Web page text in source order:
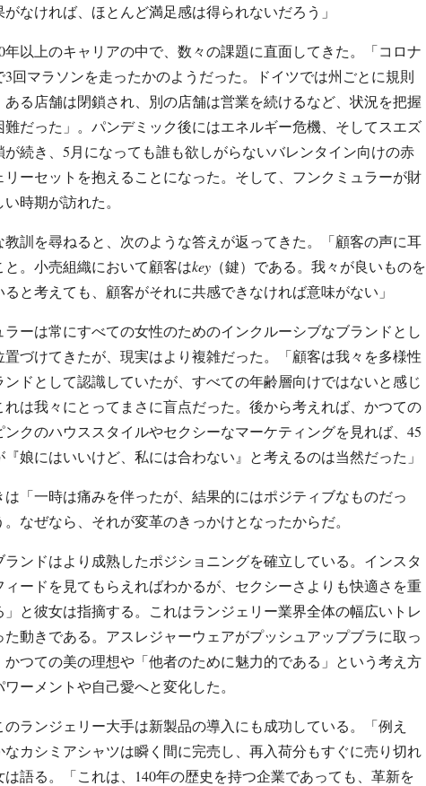
がなければ、ほとんど満足感は得られないだろう」
年以上のキャリアの中で、数々の課題に直面してきた。「コロナ
3回マラソンを走ったかのようだった。ドイツでは州ごとに規則
ある店舗は閉鎖され、別の店舗は営業を続けるなど、状況を把握
難だった」。パンデミック後にはエネルギー危機、そしてスエズ
が続き、5月になっても誰も欲しがらないバレンタイン向けの赤
リーセットを抱えることになった。そして、フンクミュラーが財
時期が訪れた。
教訓を尋ねると、次のような答えが返ってきた。「顧客の声に耳
と。小売組織において顧客はkey（鍵）である。我々が良いものを
と考えても、顧客がそれに共感できなければ意味がない」
ラーは常にすべての女性のためのインクルーシブなブランドとし
置づけてきたが、現実はより複雑だった。「顧客は我々を多様性
ンドとして認識していたが、すべての年齢層向けではないと感じ
れは我々にとってまさに盲点だった。後から考えれば、かつての
ンクのハウススタイルやセクシーなマーケティングを見れば、45
『娘にはいいけど、私には合わない』と考えるのは当然だった」
は「一時は痛みを伴ったが、結果的にはポジティブなものだっ
なぜなら、それが変革のきっかけとなったからだ。
ランドはより成熟したポジショニングを確立している。インスタ
ィードを見てもらえればわかるが、セクシーさよりも快適さを重
」と彼女は指摘する。これはランジェリー業界全体の幅広いトレ
た動きである。アスレジャーウェアがプッシュアップブラに取っ
かつての美の理想や「他者のために魅力的である」という考え方
ーメントや自己愛へと変化した。
のランジェリー大手は新製品の導入にも成功している。「例え
なカシミアシャツは瞬く間に完売し、再入荷分もすぐに売り切れ
は語る。「これは、140年の歴史を持つ企業であっても、革新を